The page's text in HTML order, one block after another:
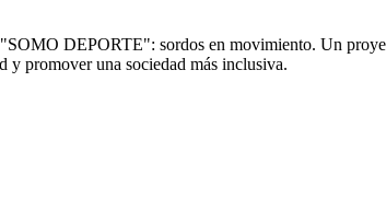
DEPORTE": sordos en movimiento. Un
y promover una sociedad más inclusiva.